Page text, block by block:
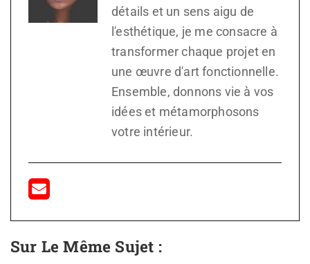
détails et un sens aigu de
l'esthétique, je me consacre à
transformer chaque projet en
une œuvre d'art fonctionnelle.
Ensemble, donnons vie à vos
idées et métamorphosons
votre intérieur.
Sur Le Même Sujet :